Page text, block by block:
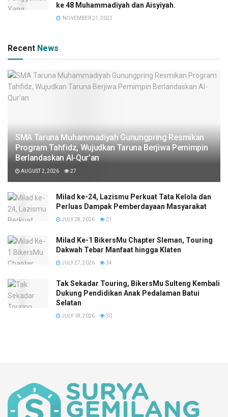
ke 48 Muhammadiyah dan Aisyiyah.
NOVEMBER 21, 2022
Recent News
SMA Taruna Muhammadiyah Gunungpring Resmikan
Program Tahfidz, Wujudkan Taruna Berjiwa Pemimpin
Berlandaskan Al-Qur’an
AUGUST 2, 2026 27
Milad ke-24, Lazismu Perkuat Tata Kelola dan
Perluas Dampak Pemberdayaan Masyarakat
JULY 28, 2026 21
Milad Ke-1 BikersMu Chapter Sleman, Touring
Dakwah Tebar Manfaat hingga Klaten
JULY 27, 2026 34
Tak Sekadar Touring, BikersMu Sulteng Kembali
Dukung Pendidikan Anak Pedalaman Batui
Selatan
JULY 18, 2026 30